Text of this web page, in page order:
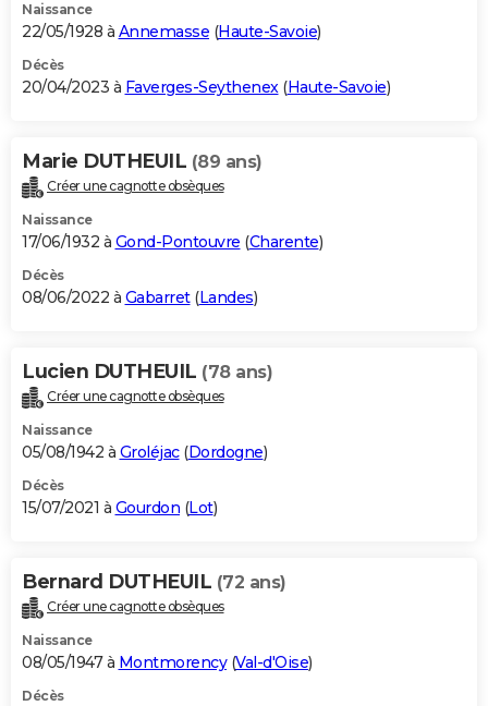
Naissance
22/05/1928 à Annemasse (Haute-Savoie)
Décès
20/04/2023 à Faverges-Seythenex(Haute-Savoie)
Marie DUTHEUIL (89 ans)
Créer une cagnotte obsèques
Naissance
17/06/1932 à Gond-Pontouvre (Charente)
Décès
08/06/2022 à Gabarret(Landes)
Lucien DUTHEUIL (78 ans)
Créer une cagnotte obsèques
Naissance
05/08/1942 à Groléjac(Dordogne)
Décès
15/07/2021 à Gourdon (Lot)
Bernard DUTHEUIL (72 ans)
Créer une cagnotte obsèques
Naissance
08/05/1947 à Montmorency(Val-d'Oise)
Décès